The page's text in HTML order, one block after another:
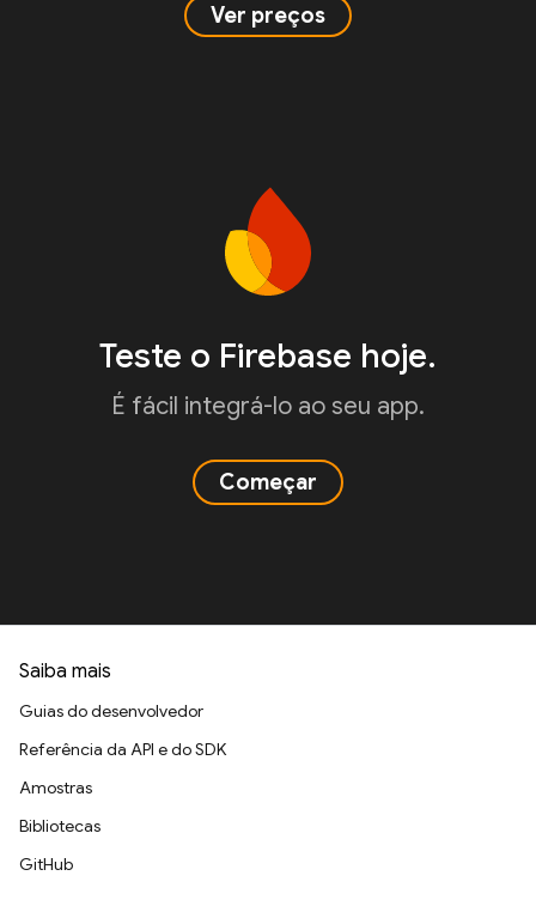
Ver preços
Teste o Firebase hoje.
É fácil integrá-lo ao seu app.
Começar
Saiba mais
Guias do desenvolvedor
Referência da API e do SDK
Amostras
Bibliotecas
GitHub